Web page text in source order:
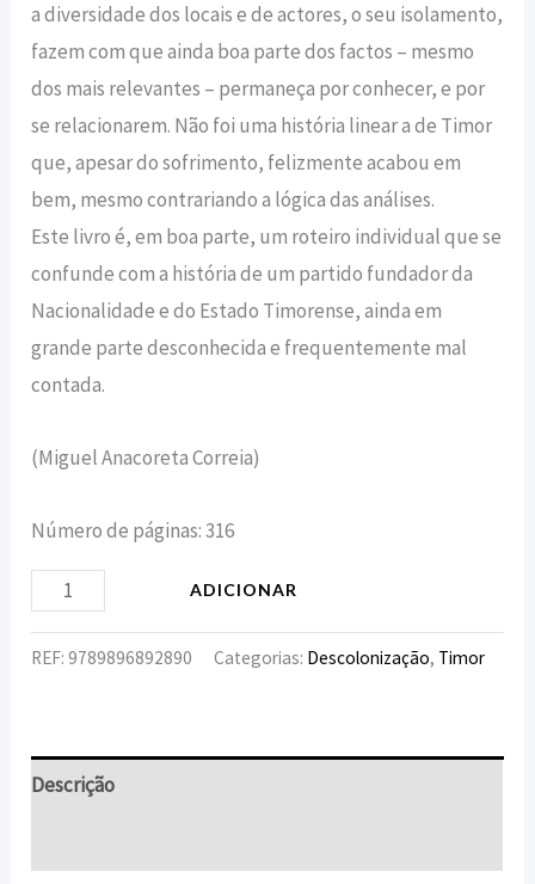
a diversidade dos locais e de actores, o seu isolamento,
fazem com que ainda boa parte dos factos – mesmo
dos mais relevantes – permaneça por conhecer, e por
se relacionarem. Não foi uma história linear a de Timor
que, apesar do sofrimento, felizmente acabou em
bem, mesmo contrariando a lógica das análises.
Este livro é, em boa parte, um roteiro individual que se
confunde com a história de um partido fundador da
Nacionalidade e do Estado Timorense, ainda em
grande parte desconhecida e frequentemente mal
contada.
(Miguel Anacoreta Correia)
Número de páginas: 316
ADICIONAR
REF:9789896892890 Categorias: Descolonização, Timor
Descrição